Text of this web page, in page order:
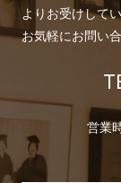
よりお受けしてい
お気軽にお問い
営業